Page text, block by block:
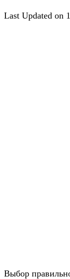
Last Updated on
Выбор